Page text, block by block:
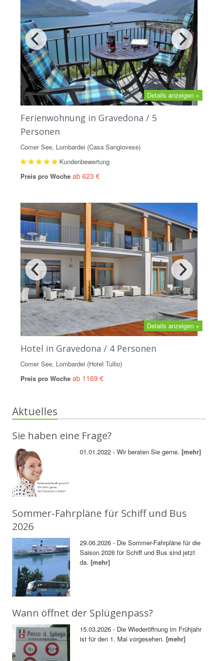
Details anzeigen +
Ferienwohnung in Gravedona / 5
Personen
Comer See, Lombardei (Casa Sangiovese)
Kundenbewertung
Preis pro Woche ab 623 €
Details anzeigen +
Hotel in Gravedona / 4 Personen
Comer See, Lombardei (Hotel Tullio)
Preis pro Woche ab 1169 €
Aktuelles
Sie haben eine Frage?
01.01.2022 - Wir beraten Sie gerne.[mehr]
Sommer-Fahrpläne für Schiff und Bus
2026
29.06.2026 - Die Sommer-Fahrpläne für die
Saison 2026 für Schiff und Bus sind jetzt
da.[mehr]
Wann öffnet der Splügenpass?
15.03.2026 - Die Wiederöffnung im Frühjahr
ist für den 1. Mai vorgesehen.[mehr]